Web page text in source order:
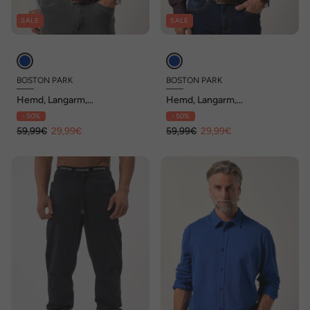
SALE
BOSTON PARK
Hemd, Langarm,
Minimalmuster, Buttondown-
Kragen, Comfort Fit, bis 8 XL
- 50%
59,99€ 29,99€
SALE
BOSTON PARK
Hemd, Langarm,
Minimalmuster, Buttondown-
Kragen, Comfort Fit, bis 8 XL
- 50%
59,99€ 29,99€